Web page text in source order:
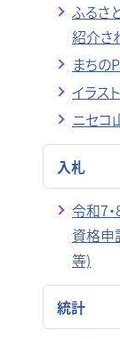
ふるさ
紹介さ
まちの
イラス
ニセコ
入札
令和7
資格申
等)
統計